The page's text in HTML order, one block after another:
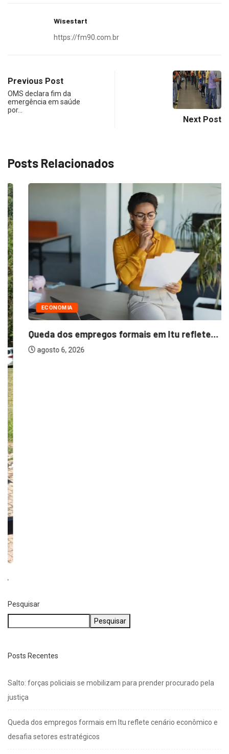
Wisestart
https://fm90.com.br
Previous Post
OMS declara fim da
emergência em saúde
por…
Next Post
Posts Relacionados
ECONOMIA
Queda dos empregos formais em Itu reflete...
agosto 6, 2026
Pesquisar
Pesquisar
Posts Recentes
Salto: forças policiais se mobilizam para prender procurado pela
justiça
Queda dos empregos formais em Itu reflete cenário econômico e
desafia setores estratégicos